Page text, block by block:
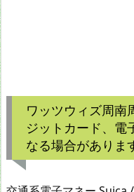
ワッツウィズ周南
ジットカード、
なる場合がありま